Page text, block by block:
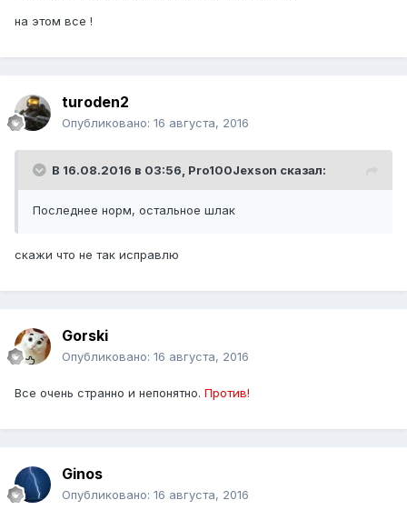
на этом все !
turoden2
Опубликовано: 16 августа, 2016
В 16.08.2016 в 03:56, Pro100Jexson сказал:
Последнее норм, остальное шлак
скажи что не так исправлю
Gorski
Опубликовано: 16 августа, 2016
Все очень странно и непонятно. Против!
Ginos
Опубликовано: 16 августа, 2016